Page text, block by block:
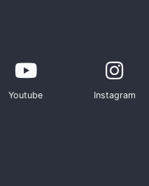
Youtube Instagram